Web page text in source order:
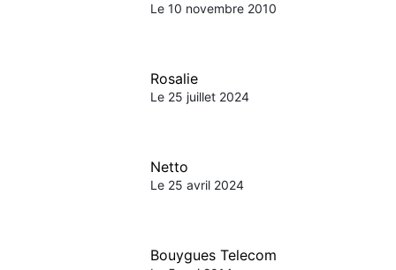
Le 10 novembre 2010
Rosalie
Le 25 juillet 2024
Netto
Le 25 avril 2024
Bouygues Telecom